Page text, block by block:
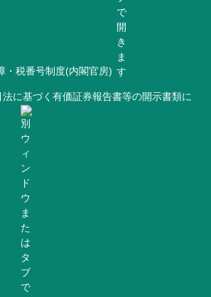
・税番号制度(内閣官房)
に基づく有価証券報告書等の開示書類に